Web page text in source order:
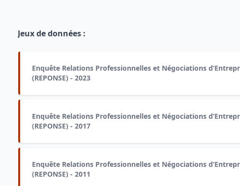
Jeux de données :
Enquête Relations Professionnelles et Négociations
(REPONSE) - 2023
Enquête Relations Professionnelles et Négociations
(REPONSE) - 2017
Enquête Relations Professionnelles et Négociations
(REPONSE) - 2011